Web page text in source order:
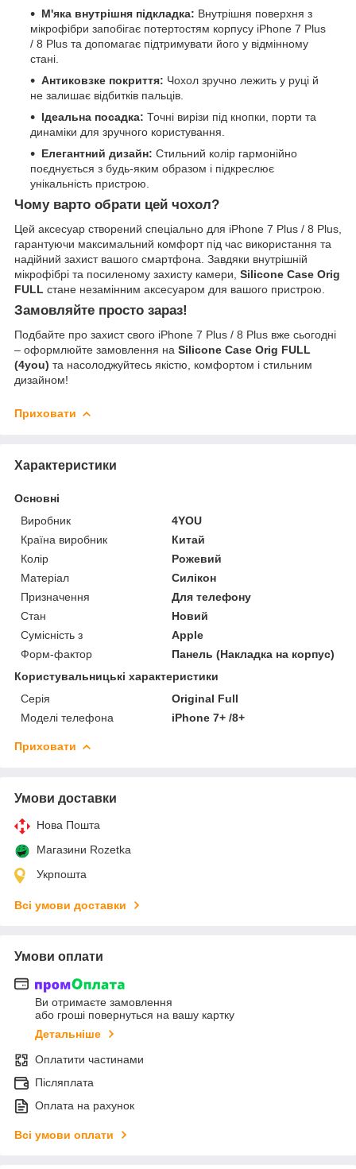
М'яка внутрішня підкладка: Внутрішня поверхня з
мікрофібри запобігає потертостям корпусу iPhone 7 Plus
/ 8 Plus та допомагає підтримувати його у відмінному
стані.
Антиковзке покриття: Чохол зручно лежить у руці й
не залишає відбитків пальців.
Ідеальна посадка: Точні вирізи під кнопки, порти та
динаміки для зручного користування.
Елегантний дизайн: Стильний колір гармонійно
поєднується з будь-яким образом і підкреслює
унікальність пристрою.
Чому варто обрати цей чохол?
Цей аксесуар створений спеціально для iPhone 7 Plus / 8 Plus,
гарантуючи максимальний комфорт під час використання та
надійний захист вашого смартфона. Завдяки внутрішній
мікрофібрі та посиленому захисту камери, Silicone Case Orig
FULL стане незамінним аксесуаром для вашого пристрою.
Замовляйте просто зараз!
Подбайте про захист свого iPhone 7 Plus / 8 Plus вже сьогодні
– оформлюйте замовлення на Silicone Case Orig FULL
(4you) та насолоджуйтесь якістю, комфортом і стильним
дизайном!
Приховати
Характеристики
Основні
Виробник
4YOU
Країна виробник
Китай
Колір
Рожевий
Матеріал
Силікон
Призначення
Для телефону
Стан
Новий
Сумісність з
Apple
Форм-фактор
Панель (Накладка на корпус)
Користувальницькі характеристики
Серія
Original Full
Моделі телефона
iPhone 7+ /8+
Приховати
Умови доставки
Нова Пошта
Магазини Rozetka
Укрпошта
Всі умови доставки
Умови оплати
Ви отримаєте замовлення
або гроші повернуться на вашу картку
Детальніше
Оплатити частинами
Післяплата
Оплата на рахунок
Всі умови оплати